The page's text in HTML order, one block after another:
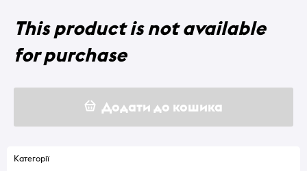
This product is not available
for purchase
Додати до кошика
Категорії